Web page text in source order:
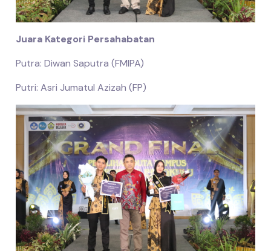
Juara Kategori Persahabatan
Putra: Diwan Saputra (FMIPA)
Putri: Asri Jumatul Azizah (FP)